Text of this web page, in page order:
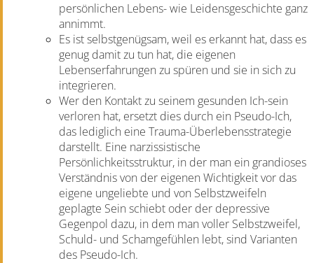
persönlichen Lebens- wie Leidensgeschichte ganz
annimmt.
Es ist selbstgenügsam, weil es erkannt hat, dass es
genug damit zu tun hat, die eigenen
Lebenserfahrungen zu spüren und sie in sich zu
integrieren.
Wer den Kontakt zu seinem gesunden Ich-sein
verloren hat, ersetzt dies durch ein Pseudo-Ich,
das lediglich eine Trauma-Überlebensstrategie
darstellt. Eine narzissistische
Persönlichkeitsstruktur, in der man ein grandioses
Verständnis von der eigenen Wichtigkeit vor das
eigene ungeliebte und von Selbstzweifeln
geplagte Sein schiebt oder der depressive
Gegenpol dazu, in dem man voller Selbstzweifel,
Schuld- und Schamgefühlen lebt, sind Varianten
des Pseudo-Ich.